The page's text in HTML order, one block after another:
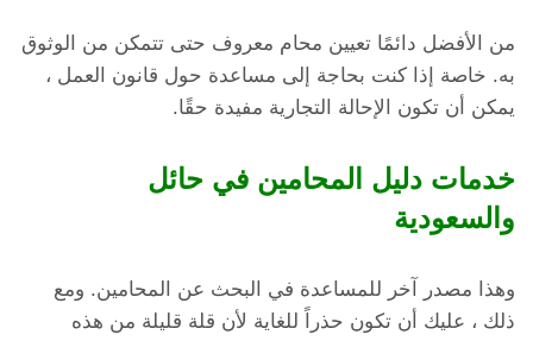
من الأفضل دائمًا تعيين محام معروف حتى تتمكن من الوثوق
به. خاصة إذا كنت بحاجة إلى مساعدة حول قانون العمل ،
يمكن أن تكون الإحالة التجارية مفيدة حقًا.
خدمات دليل المحامين في حائل
والسعودية
وهذا مصدر آخر للمساعدة في البحث عن المحامين. ومع
ذلك ، عليك أن تكون حذراً للغاية لأن قلة قليلة من هذه